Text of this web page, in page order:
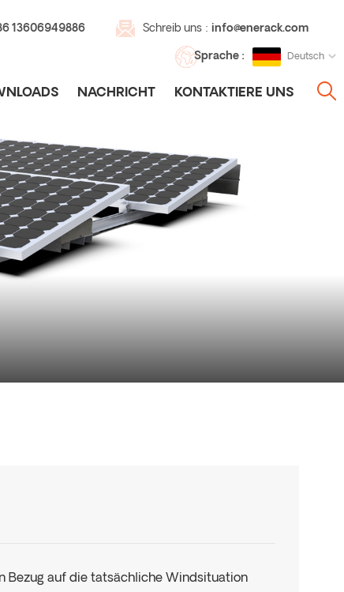
13606949886 Schreib uns : info@enerack.com
Sprache : Deutsch
NACHRICHT KONTAKTIERE UNS
Bezug auf die tatsächliche Windsituation